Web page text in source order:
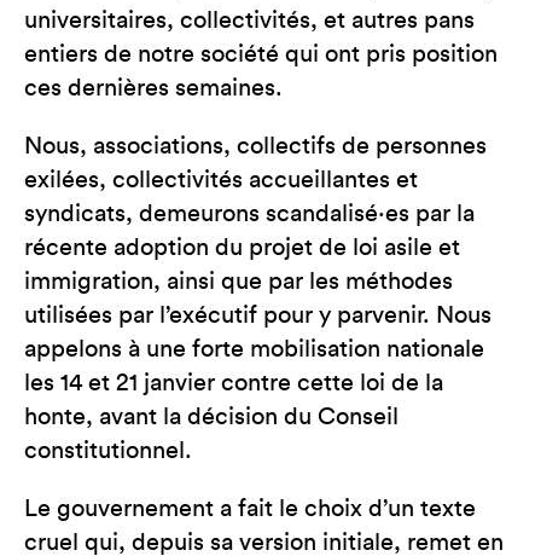
universitaires, collectivités, et autres pans
entiers de notre société qui ont pris position
ces dernières semaines.
Nous, associations, collectifs de personnes
exilées, collectivités accueillantes et
syndicats, demeurons scandalisé·es par la
récente adoption du projet de loi asile et
immigration, ainsi que par les méthodes
utilisées par l’exécutif pour y parvenir. Nous
appelons à une forte mobilisation nationale
les 14 et 21 janvier contre cette loi de la
honte, avant la décision du Conseil
constitutionnel.
Le gouvernement a fait le choix d’un texte
cruel qui, depuis sa version initiale, remet en